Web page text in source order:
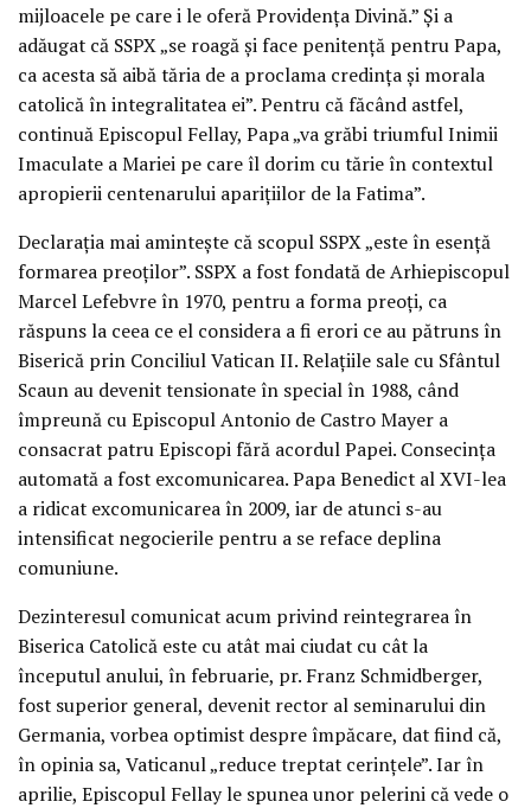
mijloacele pe care i le oferă Providența Divină.” Și a
adăugat că SSPX „se roagă și face penitență pentru Papa,
ca acesta să aibă tăria de a proclama credința și morala
catolică în integralitatea ei”. Pentru că făcând astfel,
continuă Episcopul Fellay, Papa „va grăbi triumful Inimii
Imaculate a Mariei pe care îl dorim cu tărie în contextul
apropierii centenarului aparițiilor de la Fatima”.
Declarația mai amintește că scopul SSPX „este în esență
formarea preoților”. SSPX a fost fondată de Arhiepiscopul
Marcel Lefebvre în 1970, pentru a forma preoți, ca
răspuns la ceea ce el considera a fi erori ce au pătruns în
Biserică prin Conciliul Vatican II. Relațiile sale cu Sfântul
Scaun au devenit tensionate în special în 1988, când
împreună cu Episcopul Antonio de Castro Mayer a
consacrat patru Episcopi fără acordul Papei. Consecința
automată a fost excomunicarea. Papa Benedict al XVI-lea
a ridicat excomunicarea în 2009, iar de atunci s-au
intensificat negocierile pentru a se reface deplina
comuniune.
Dezinteresul comunicat acum privind reintegrarea în
Biserica Catolică este cu atât mai ciudat cu cât la
începutul anului, în februarie, pr. Franz Schmidberger,
fost superior general, devenit rector al seminarului din
Germania, vorbea optimist despre împăcare, dat fiind că,
în opinia sa, Vaticanul „reduce treptat cerințele”. Iar în
aprilie, Episcopul Fellay le spunea unor pelerini că vede o